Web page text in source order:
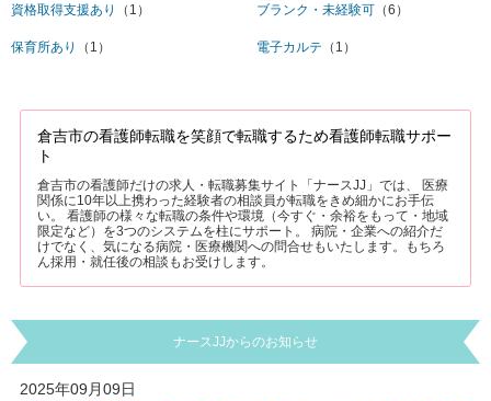
資格取得支援あり （1） ブランク・未経験可 （6）
保育所あり （1） 電子カルテ （1）
倉吉市の看護師転職を笑顔で転職するため看護師転職サポー
ト
倉吉市の看護師だけの求人・転職募集サイト「ナースJJ」では、 医療
関係に10年以上携わった経験者の相談員が転職をきめ細かにお手伝
い。 看護師の様々な転職の条件や環境（今すぐ・余裕をもって・地域
限定など）を3つのシステムを柱にサポート。 病院・企業への紹介だ
けでなく、気になる病院・医療機関への問合せもいたします。もちろ
ん採用・就任後の相談もお受けします。
ナースJJからのお知らせ
2025年09月09日